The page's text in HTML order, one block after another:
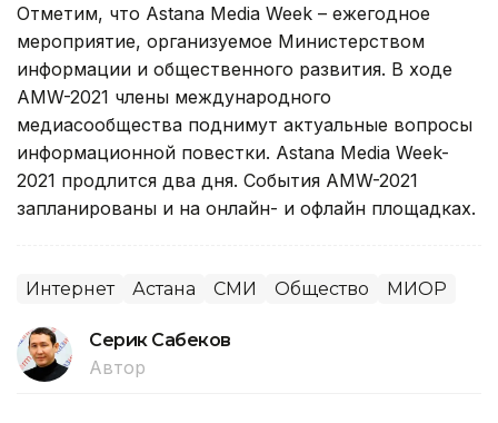
Отметим, что Astana Media Week – ежегодное
мероприятие, организуемое Министерством
информации и общественного развития. В ходе
AMW-2021 члены международного
медиасообщества поднимут актуальные вопросы
информационной повестки. Astana Media Week-
2021 продлится два дня. События AMW-2021
запланированы и на онлайн- и офлайн площадках.
Интернет Астана СМИ Общество МИОР
Серик Сабеков
Автор